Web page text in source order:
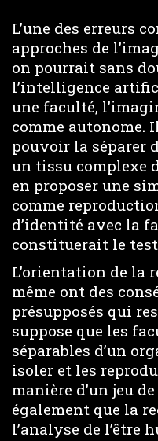
L’une des erreurs
approches de
on pourrait sans
l’intelligence
une faculté,
comme autonome.
pouvoir la séparer
un tissu complexe
en proposer une
comme
d’identité avec la
constituerait le
L’orientation de la
même ont des
présupposés qui
suppose que les
séparables d’un
isoler et les
manière d’un jeu
également que la
l’analyse de l’être